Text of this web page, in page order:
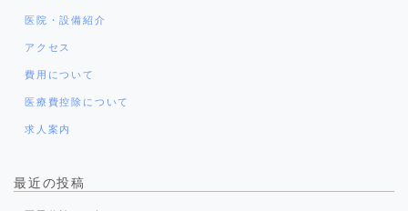
医院・設備紹介
アクセス
費用について
医療費控除について
求人案内
最近の投稿